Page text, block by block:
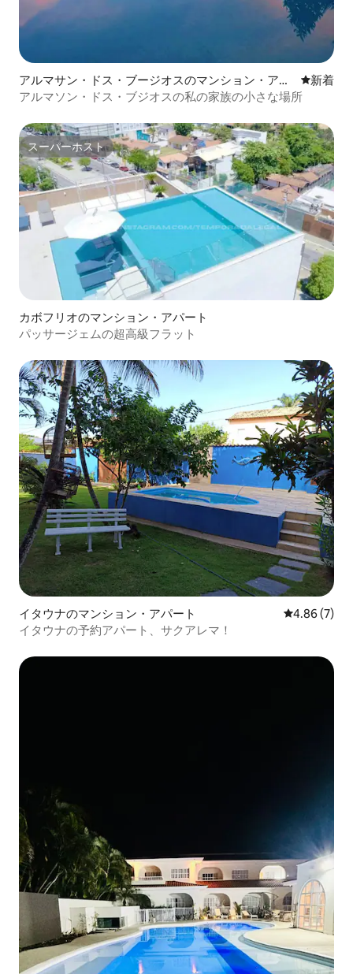
アルマサン・ドス・ブージオスのマンション・アパ
ート
新しい宿
新着
アルマソン・ドス・ブジオスの私の家族の小さな場所
スーパーホスト
スーパーホスト
カボフリオのマンション・アパート
パッサージェムの超高級フラット
イタウナのマンション・アパート レビュー7
4.86 (7)
イタウナの予約アパート、サクアレマ！